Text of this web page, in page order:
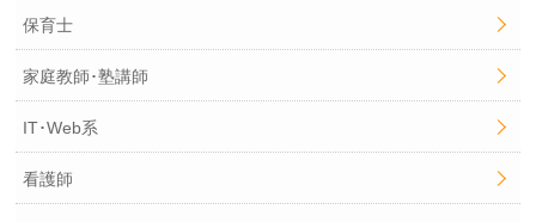
保育士
家庭教師･塾講師
IT･Web系
看護師